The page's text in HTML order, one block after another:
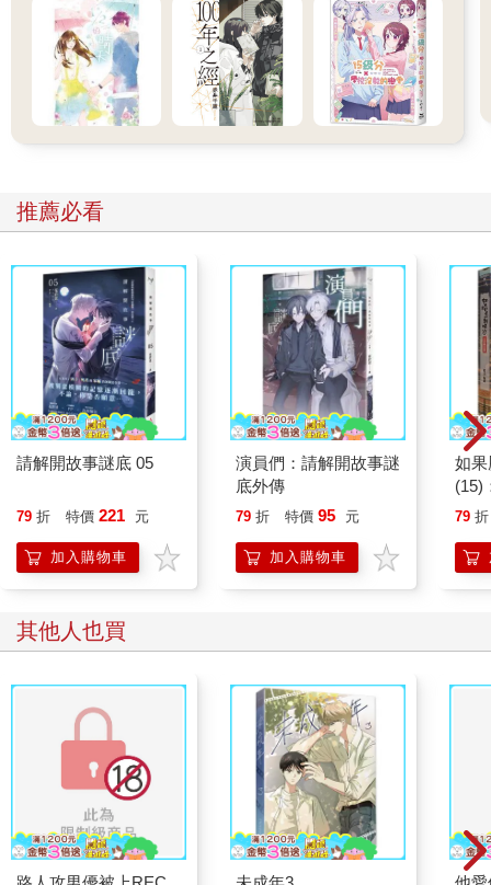
面孔，「不管你要做什麼，算我一個。我能幫上忙。」
「呵，難道不是因為這樣比較容易監視我？」克萊曼笑了笑。
他果然知道。
黑狗沒有感到驚訝，因為他早就知道克萊曼已經察覺到自己的跟
「坦白講，我的跟蹤技術不是很好，很快就會露出馬腳，更何況
是因為你並沒有懷疑我的目的嗎？」
「難道不是因為我喜歡你，忍住不把你趕走，所以才默許你那彆
「咳、咳咳！」黑狗差點被自己的口水嗆到，因對方的回答嚇得
不知所措，一臉尷尬地說：「我差點忘了，我們是彼此的菜。」
克萊曼上下打量黑狗，就像是在審視。
比起在海岸城鎮初遇時的穿著，現在的黑狗只穿著貼身背心與長
褲，將白色襯衫隨意披在外頭，看起來相當隨興。
克萊曼喜歡黑狗的長相，也喜歡他的費洛蒙氣味，更重要的是，
他的身材讓克萊曼根本無法移開視線。
自從與黑狗相遇，克萊曼便覺得過去曾發生過關係的那些Alpha，
都像隨處可見的石頭，索然無味。對他來說，黑狗像是一塊會發
光的大理石，讓人忍不住想主動貼過去。
「別再用那種眼神看我的身體了。」
克萊曼的眼神太過露骨，反而讓黑狗有些不知所措。
要不是現在還有事情得先處理，他絕對會直接衝上去把人壓在引
擎蓋上，不顧場合地把對方變成自己的人。
的思緒拉回來。
「你現在看起來就像要把我吃乾抹淨一樣。」
「別說了。」黑狗扶額，頭痛不已「既然你不回答我，我就當你
「同意什麼？跟我做愛？」
「才不是！」
黑狗滿臉通紅地大聲斥吼，沒想到克萊曼卻突然快步上前，整個
人貼近他的胸前，嚇得黑狗反射性後退兩步。
「呃、你……你別靠得這麼近……」
「否則？」克萊曼笑著歪頭，明知故問，像是把黑狗當成傻瓜耍
推薦必看
請解開故事謎底 05
79 折 特價 221 元
加入購物車
演員們：請解開故事謎
底外傳
79 折 特價 95 元
加入購物車
如
(15)
貓
79 折
其他人也買